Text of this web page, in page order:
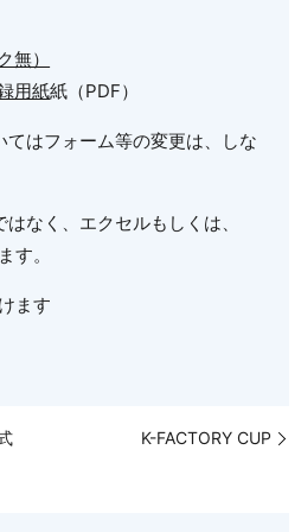
無）
用紙紙（PDF）
はフォーム等の変更は、しな
なく、エクセルもしくは、
す。
ます
K-FACTORY CUP